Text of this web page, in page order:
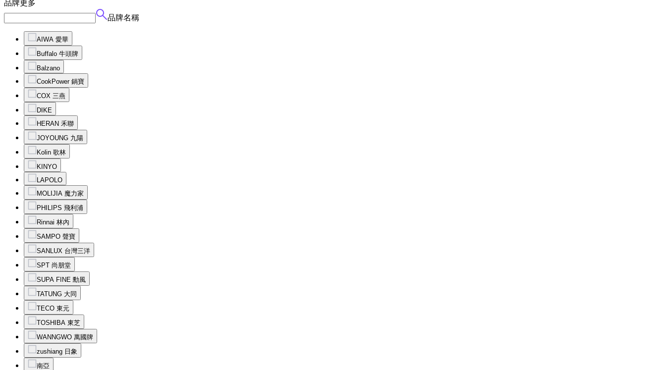
品牌更多
品牌名稱
AIWA 愛華
Buffalo 牛頭牌
Balzano
CookPower 鍋寶
COX 三燕
DIKE
HERAN 禾聯
JOYOUNG 九陽
Kolin 歌林
KINYO
LAPOLO
MOLIJIA 魔力家
PHILIPS 飛利浦
Rinnai 林內
SAMPO 聲寶
SANLUX 台灣三洋
SPT 尚朋堂
SUPA FINE 勳風
TATUNG 大同
TECO 東元
TOSHIBA 東芝
WANNGWO 萬國牌
zushiang 日象
南亞